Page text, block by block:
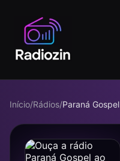
Início/Rádios/Paraná Gospel